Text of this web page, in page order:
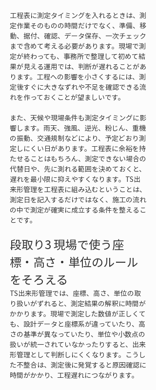
工程表に測定タイミングを入れるときは、測
定作業そのものの時間だけでなく、準備、移
動、据付、確認、データ保存、一次チェック
まで含めて考える必要があります。現場で測
定が終わっても、事務所で整理して初めて結
果が見える運用では、判断が遅れることがあ
ります。工程への影響を小さくするには、測
定後すぐに大きなずれや不足を確認できる流
れを作っておくことが望ましいです。
また、天候や現場条件も測定タイミングに影
響します。雨天、強風、逆光、粉じん、重機
の振動、交通規制などにより、予定どおり測
定しにくい日があります。工程表に余裕を持
たせることはもちろん、測定できない場合の
代替日や、先に測れる範囲を決めておくと、
遅れを最小限に抑えやすくなります。TS出
来形管理を工程表に組み込むということは、
測定日を記入するだけではなく、施工の流れ
の中で測定が確実に成立する条件を整えるこ
とです。
段取り3 現場で使う座
標・高さ・単位のルール
をそろえる
TS出来形管理では、座標、高さ、単位の取
り扱いがずれると、測定結果の解釈に時間が
かかります。現場で測定した数値が正しくて
も、設計データと座標系が違っていたり、高
さの基準が異なっていたり、単位や小数点の
扱いが統一されていなかったりすると、出来
形管理として判断しにくくなります。こうし
た不整合は、測定後に発覚すると原因確認に
時間がかかり、工程遅れにつながります。